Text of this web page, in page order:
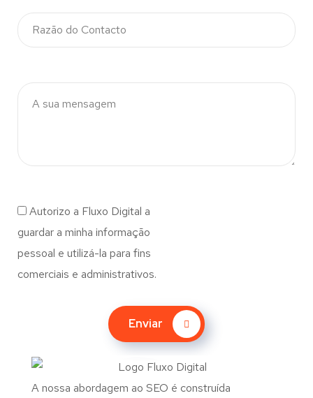
Autorizo a Fluxo Digital a
guardar a minha informação
pessoal e utilizá-la para fins
comerciais e administrativos.
Enviar
A nossa abordagem ao SEO é construída